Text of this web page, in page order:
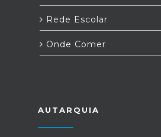
Rede Escolar
Onde Comer
AUTARQUIA